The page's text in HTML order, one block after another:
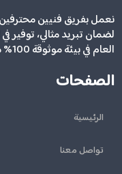
نعمل بفريق فنيين محترفين
لضمان تبريد مثالي، توفير
العام في بيئة موثوقة 100% مع ضمان على الخدمات.
الصفحات
الرئيسية
تواصل معنا